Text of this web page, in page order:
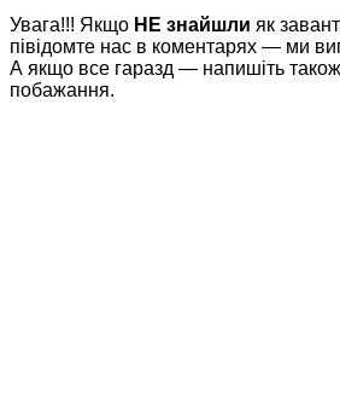
Увага!!! Якщо НЕ знайшли як
півідомте нас в коментарях — ми
А якщо все гаразд — напишіть також
побажання.